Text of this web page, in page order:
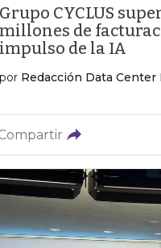
Grupo CYCLUS
millones de
impulso de la IA
por Redacción Data Center